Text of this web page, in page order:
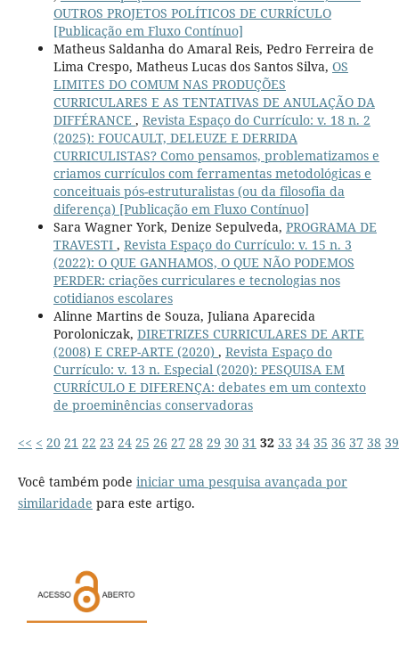
OUTROS PROJETOS POLÍTICOS DE CURRÍCULO
[Publicação em Fluxo Contínuo]
Matheus Saldanha do Amaral Reis, Pedro Ferreira de
Lima Crespo, Matheus Lucas dos Santos Silva, OS
LIMITES DO COMUM NAS PRODUÇÕES
CURRICULARES E AS TENTATIVAS DE ANULAÇÃO DA
DIFFÉRANCE , Revista Espaço do Currículo: v. 18 n. 2
(2025): FOUCAULT, DELEUZE E DERRIDA
CURRICULISTAS? Como pensamos, problematizamos e
criamos currículos com ferramentas metodológicas e
conceituais pós-estruturalistas (ou da filosofia da
diferença) [Publicação em Fluxo Contínuo]
Sara Wagner York, Denize Sepulveda, PROGRAMA DE
TRAVESTI , Revista Espaço do Currículo: v. 15 n. 3
(2022): O QUE GANHAMOS, O QUE NÃO PODEMOS
PERDER: criações curriculares e tecnologias nos
cotidianos escolares
Alinne Martins de Souza, Juliana Aparecida
Poroloniczak, DIRETRIZES CURRICULARES DE ARTE
(2008) E CREP-ARTE (2020) , Revista Espaço do
Currículo: v. 13 n. Especial (2020): PESQUISA EM
CURRÍCULO E DIFERENÇA: debates em um contexto
de proeminências conservadoras
<< < 20 21 22 23 24 25 26 27 28 29 30 31 32 33 34 35 36 37 38 39
Você também pode iniciar uma pesquisa avançada por
similaridade para este artigo.